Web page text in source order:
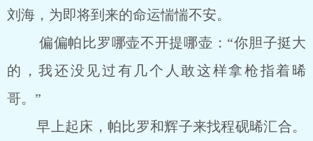
刘海，为即将到来的命运惴惴不安。
偏偏帕比罗哪壶不开提哪壶：“你胆子挺大
的，我还没见过有几个人敢这样拿枪指着晞
哥。”
早上起床，帕比罗和辉子来找程砚晞汇合。